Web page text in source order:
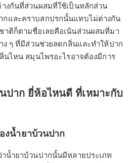
งกันที่ส่วนผสมที่ใช้เป็นหลักส่วน
และคราบสกปรกนั้นแทบไม่ต่างกัน
าติก็ตามชื่อเลยคือเน้นส่วนผสมที่มา
ง ๆ ที่มีส่วนช่วยลดกลิ่นและทำให้ปาก
ไหน สมุนไพรอะไรอาจต้องมีการ
ปาก ยี่ห้อไหนดี ที่เหมาะกับ
งน้ำยาบ้วนปาก
น้ำยาบ้วนปากนั้นมีหลายประเภท